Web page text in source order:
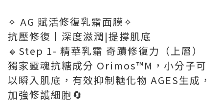
✧ AG 賦活修復乳霜面膜✧
抗壓修復丨深度滋潤|提撐肌底
🔸Step 1- 精華乳霜 奇蹟修復力（上層）
獨家靈魂抗糖成分 Orimos™M，小分子可
以瞬入肌底，有效抑制糖化物 AGES生成，
加強修護細胞🔄